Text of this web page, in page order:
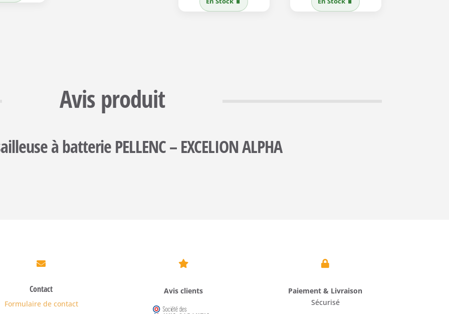
était :
était :
Avis produit
à batterie PELLENC – EXCELION ALPHA

Contact
Formulaire de contact

Avis clients

Paiement & Livraison
Sécurisé